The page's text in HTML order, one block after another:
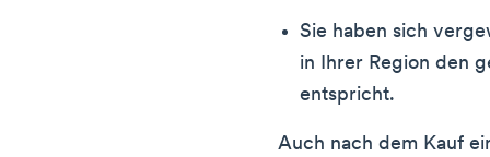
Sie haben sich
in Ihrer Region den
entspricht.
Auch nach dem Kauf